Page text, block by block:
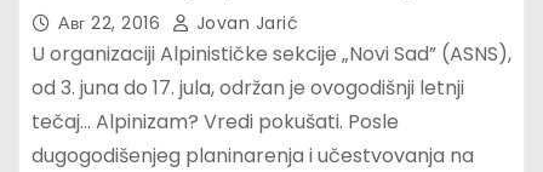
Авг 22, 2016 Jovan Jarić
U organizaciji Alpinističke sekcije „Novi Sad” (ASNS),
od 3. juna do 17. jula, održan je ovogodišnji letnji
tečaj… Alpinizam? Vredi pokušati. Posle
dugogodišenjeg planinarenja i učestvovanja na